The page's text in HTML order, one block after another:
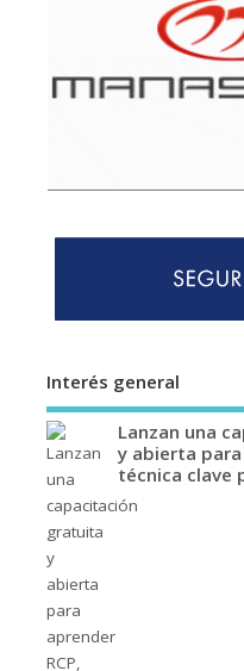
Interés general
Lanzan una
y abierta para
técnica clave